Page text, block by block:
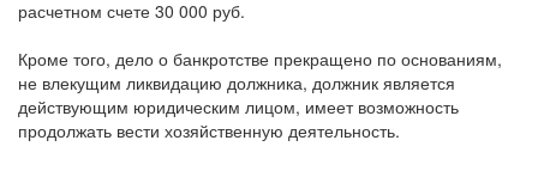
не влекущим ликвидацию должника, должник является
действующим юридическим лицом, имеет возможность
продолжать вести хозяйственную деятельность.